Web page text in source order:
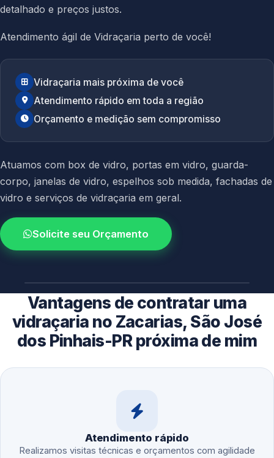
detalhado e preços justos.
Atendimento ágil de Vidraçaria perto de você!
Vidraçaria mais próxima de você
Atendimento rápido em toda a região
Orçamento e medição sem compromisso
Atuamos com box de vidro, portas em vidro, guarda-
corpo, janelas de vidro, espelhos sob medida, fachadas de
vidro e serviços de vidraçaria em geral.
Solicite seu Orçamento
4.9 / 5.0
avaliacao dos clientes
Vantagens de contratar uma
vidraçaria no Zacarias, São José
dos Pinhais-PR próxima de mim
Atendimento rápido
Realizamos visitas técnicas e orçamentos com agilidade